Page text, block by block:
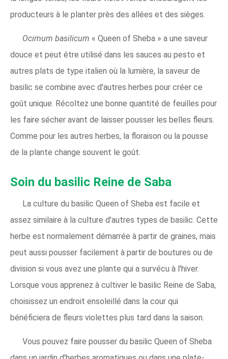
producteurs à le planter près des allées et des sièges.
Ocimum basilicum « Queen of Sheba » a une saveur
douce et peut être utilisé dans les sauces au pesto et
autres plats de type italien où la lumière, la saveur de
basilic se combine avec d'autres herbes pour créer ce
goût unique. Récoltez une bonne quantité de feuilles pour
les faire sécher avant de laisser pousser les belles fleurs.
Comme pour les autres herbes, la floraison ou la pousse
de la plante change souvent le goût.
Soin du basilic Reine de Saba
La culture du basilic Queen of Sheba est facile et
assez similaire à la culture d'autres types de basilic. Cette
herbe est normalement démarrée à partir de graines, mais
peut aussi pousser facilement à partir de boutures ou de
division si vous avez une plante qui a survécu à l'hiver.
Lorsque vous apprenez à cultiver le basilic Reine de Saba,
choisissez un endroit ensoleillé dans la cour qui
bénéficiera de fleurs violettes plus tard dans la saison.
Vous pouvez faire pousser du basilic Queen of Sheba